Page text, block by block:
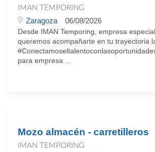
IMAN TEMPORING
Zaragoza 06/08/2026
Desde IMAN Temporing, empresa
queremos acompañarte en tu trayectoria
para empresa ...
Mozo almacén - carretilleros
IMAN TEMPORING